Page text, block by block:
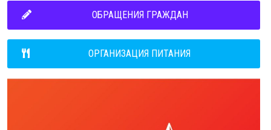
ОБРАЩЕНИЯ ГРАЖДАН
ОРГАНИЗАЦИЯ ПИТАНИЯ